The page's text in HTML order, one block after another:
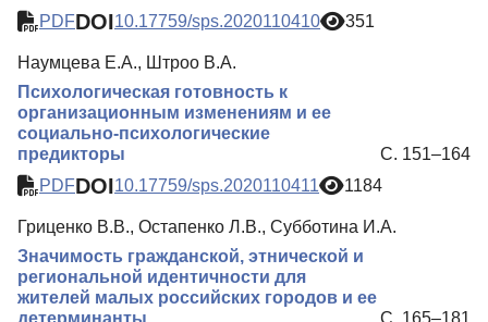
PDFDOI10.17759/sps.2020110410 351
Наумцева Е.А., Штроо В.А.
Психологическая готовность к
организационным изменениям и ее
социально-психологические
предикторы
С. 151–164
PDFDOI10.17759/sps.2020110411 1184
Гриценко В.В., Остапенко Л.В., Субботина И.А.
Значимость гражданской, этнической и
региональной идентичности для
жителей малых российских городов и ее
детерминанты
С. 165–181